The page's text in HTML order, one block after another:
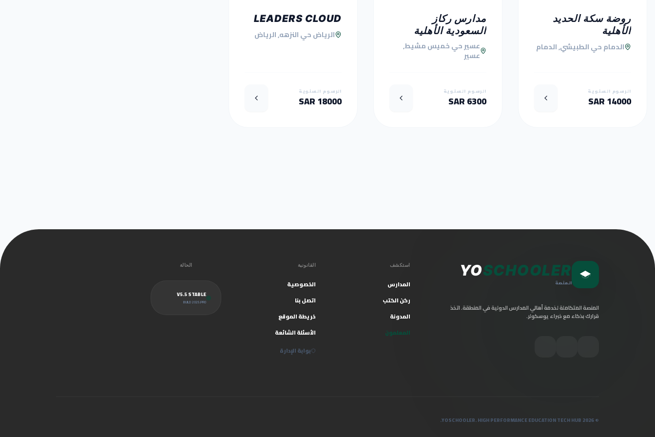
روضة سكة الحديد
الأهلية
الدمام حي الطبيشي, الدمام
الرسوم السنوية
14000 SAR
مدارس ركاز
السعودية الأهلية
عسير حي خميس مشيط,
عسير
الرسوم السنوية
6300 SAR
LEADERS CLOUD
الرياض حي النزهه, الرياض
الرسوم السنوية
18000 SAR
YOSCHOOLER
المنصة
المنصة المتكاملة لخدمة أهالي المدارس الدولية في المنطقة. اتخذ
قرارك بذكاء مع خبراء يوسكولر.
استكشف
المدارس
ركن الكتب
المدونة
المعلمون
القانونية
الخصوصية
اتصل بنا
خريطة الموقع
الأسئلة الشائعة
بوابة الإدارة
الحالة
V5.5 STABLE
BUILD 2025.PRO
© 2026 YOSCHOOLER. HIGH PERFORMANCE EDUCATION TECH HUB.